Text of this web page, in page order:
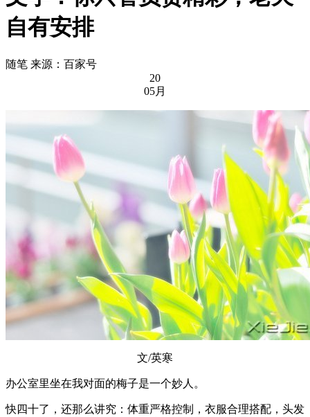
自有安排
随笔 来源：百家号
20
05月
文/英寒
办公室里坐在我对面的梅子是一个妙人。
快四十了，还那么讲究：体重严格控制，衣服合理搭配，头发